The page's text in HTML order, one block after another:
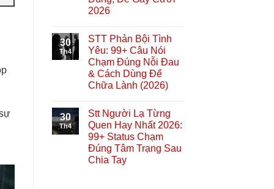
2026
30
Th4
STT Phản Bội Tình
Yêu: 99+ Câu Nói
Chạm Đúng Nỗi Đau
& Cách Dùng Để
Chữa Lành (2026)
30
Th4
Stt Người Lạ Từng
Quen Hay Nhất 2026:
99+ Status Chạm
Đúng Tâm Trạng Sau
Chia Tay